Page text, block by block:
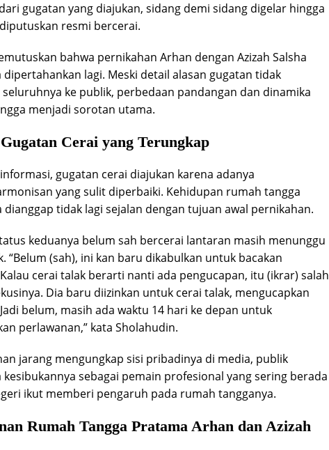
gugatan yang diajukan, sidang demi sidang digelar hingga
resmi bercerai.
bahwa pernikahan Arhan dengan Azizah Salsha
dipertahankan lagi. Meski detail alasan gugatan tidak
ke publik, perbedaan pandangan dan dinamika
menjadi sorotan utama.
Cerai yang Terungkap
gugatan cerai diajukan karena adanya
yang sulit diperbaiki. Kehidupan rumah tangga
dianggap tidak lagi sejalan dengan tujuan awal pernikahan.
keduanya belum sah bercerai lantaran masih menunggu
“Belum (sah), ini kan baru dikabulkan untuk bacakan
cerai talak berarti nanti ada pengucapan, itu (ikrar) salah
Dia baru diizinkan untuk cerai talak, mengucapkan
belum, masih ada waktu 14 hari ke depan untuk
perlawanan,” kata Sholahudin.
jarang mengungkap sisi pribadinya di media, publik
kesibukannya sebagai pemain profesional yang sering berada
ikut memberi pengaruh pada rumah tangganya.
Rumah Tangga Pratama Arhan dan Azizah